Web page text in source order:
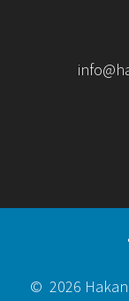
© 2026